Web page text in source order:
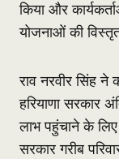
किया और
योजनाओं की
राव नरवीर सिंह
हरियाणा सरकार
लाभ पहुंचाने के लिए
सरकार गरीब